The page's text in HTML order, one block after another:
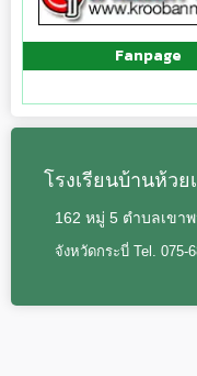
Fanpage
โรงเรียนบ้านห้วย
162 หมู่ 5 ตำบลเขา
จังหวัดกระบี่ Tel. 075-